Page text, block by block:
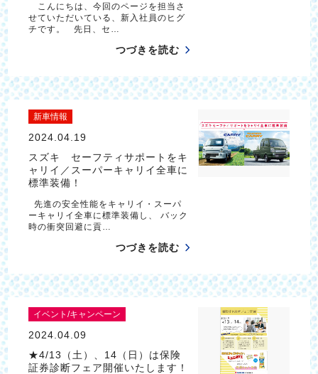
こんにちは、今回のページを担当さ
せていただいている、新入社員のヒグ
チです。 先日、セ…
つづきを読む
新車情報
2024.04.19
スズキ セーフティサポートをキ
ャリイ／スーパーキャリイ全車に
標準装備！
先進の安全性能をキャリイ・スーパ
ーキャリイ全車に標準装備し、 バック
時の衝突回避に貢…
つづきを読む
イベント/キャンペーン
2024.04.09
★4/13（土）、14（日）は保険
証券診断フェア開催いたします！